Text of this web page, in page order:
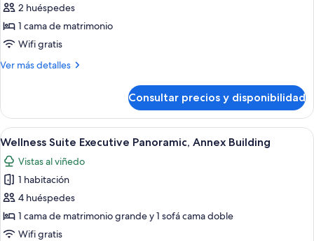
de
Habitación
superior,
edificio
2 huéspedes
1 cama de matrimonio
Wifi gratis
Ver más detalles
Más
superior,
en
edificio
anexo
Consultar precios y disponibilidad
Abrir
todas
las
fotos
de
Wellness
Suite
Una habitación de hotel moderna
9
Wellness Suite Executive Panoramic, Annex Building
Vistas al viñedo
1 habitación
4 huéspedes
1 cama de matrimonio grande y 1 sofá cama doble
Wifi gratis